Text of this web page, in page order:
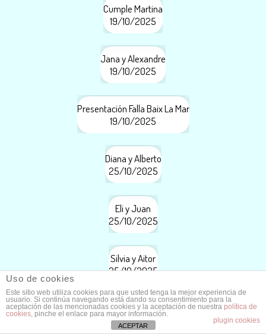
Cumple Martina
19/10/2025
Jana y Alexandre
19/10/2025
Presentación Falla Baix La Mar
19/10/2025
Diana y Alberto
25/10/2025
Eli y Juan
25/10/2025
Silvia y Aitor
25/10/2025
Vanessa y Matias
25/10/2025
Uso de cookies
Este sitio web utiliza cookies para que usted tenga la mejor experiencia de
usuario. Si continúa navegando está dando su consentimiento para la
aceptación de las mencionadas cookies y la aceptación de nuestra política de
cookies, pinche el enlace para mayor información.
plugin cookies
ACEPTAR